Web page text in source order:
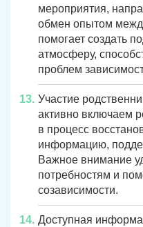
мероприятия,
обмен опытом
помогает создать
атмосферу,
проблем
Участие
активно включаем
в процесс
информацию,
Важное внимание
потребностям и
созависимости.
Доступная